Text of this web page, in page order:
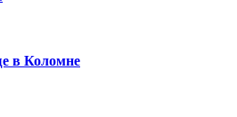
в Коломне